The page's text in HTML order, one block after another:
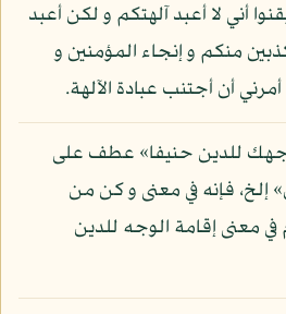
أني لا أعبد آلهتكم و لكن أعبد
منكم و إنجاء المؤمنين و
أن أجتنب عبادة الآلهة.
للدين حنيفا» عطف على
فإنه في معنى و كن من
في معنى إقامة الوجه للدين